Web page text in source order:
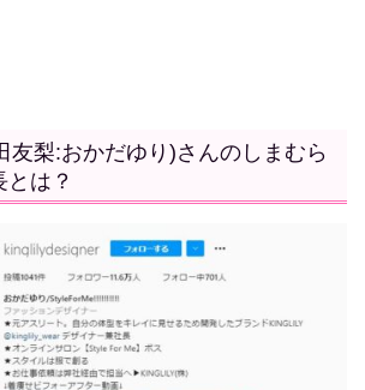
梨:おかだゆり)さんのしまむら
は？